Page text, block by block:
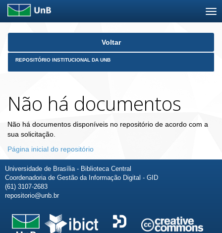
Skip
Voltar
REPOSITÓRIO INSTITUCIONAL DA UNB
Não há documentos
Não há documentos disponíveis no repositório de acordo com a
sua solicitação.
Página inicial do repositório
Universidade de Brasília - Biblioteca Central
Coordenadoria de Gestão da Informação Digital - GID
(61) 3107-2683
repositorio@unb.br